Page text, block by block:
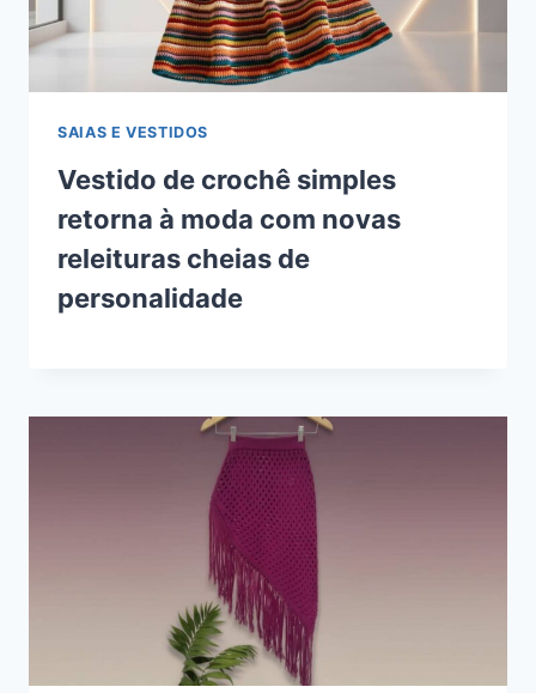
SAIAS E VESTIDOS
Vestido de crochê simples
retorna à moda com novas
releituras cheias de
personalidade